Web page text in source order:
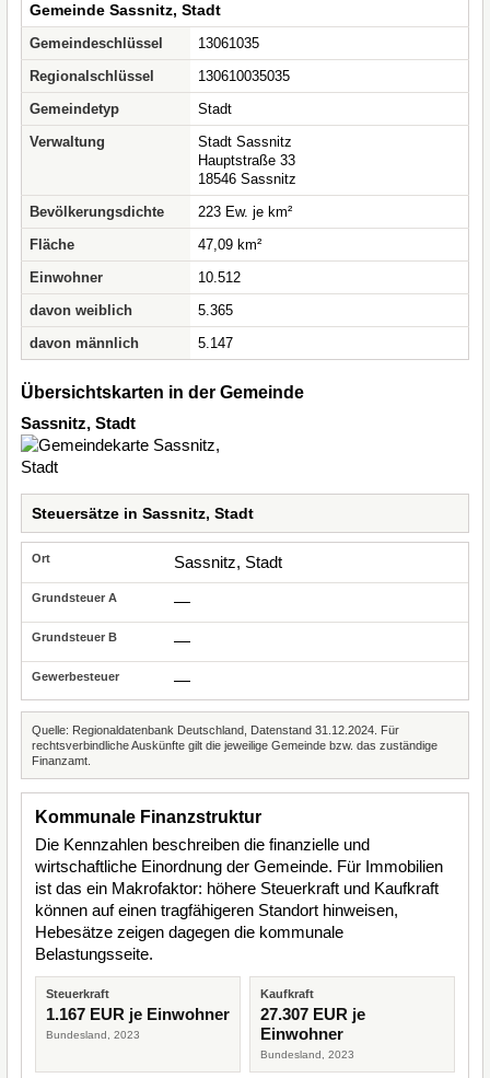
Gemeinde Sassnitz, Stadt
Gemeindeschlüssel
13061035
Regionalschlüssel
130610035035
Gemeindetyp
Stadt
Verwaltung
Stadt Sassnitz
Hauptstraße 33
18546 Sassnitz
Bevölkerungsdichte
223 Ew. je km²
Fläche
47,09 km²
Einwohner
10.512
davon weiblich
5.365
davon männlich
5.147
Übersichtskarten in der Gemeinde
Sassnitz, Stadt
Steuersätze in Sassnitz, Stadt
Sassnitz, Stadt
—
—
—
Quelle: Regionaldatenbank Deutschland, Datenstand 31.12.2024. Für
rechtsverbindliche Auskünfte gilt die jeweilige Gemeinde bzw. das zuständige
Finanzamt.
Kommunale Finanzstruktur
Die Kennzahlen beschreiben die finanzielle und
wirtschaftliche Einordnung der Gemeinde. Für Immobilien
ist das ein Makrofaktor: höhere Steuerkraft und Kaufkraft
können auf einen tragfähigeren Standort hinweisen,
Hebesätze zeigen dagegen die kommunale
Belastungsseite.
Steuerkraft
1.167 EUR je Einwohner
Bundesland, 2023
Kaufkraft
27.307 EUR je
Einwohner
Bundesland, 2023